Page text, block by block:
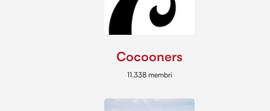
Cocooners
11.338 membri